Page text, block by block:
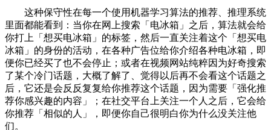
这种保守性在每一个使用机器学习算法的推荐、推理系统
里面都能看到：当你在网上搜索「电冰箱」之后，算法就会给
你打上「想买电冰箱」的标签，然后一直关注着这个「想买电
冰箱」的身份的活动，在各种广告位给你介绍各种电冰箱，即
便你已经买了也不会停止；或者在视频网站纯粹因为好奇搜索
了某个冷门话题，大概了解了、觉得以后再不会看这个话题之
后，它还是会反反复复给你推荐这个话题，因为需要「强化推
荐你感兴趣的内容」；在社交平台上关注一个人之后，它会给
你推荐「相似的人」，即便你自己很明白你为什么没关注他
们。